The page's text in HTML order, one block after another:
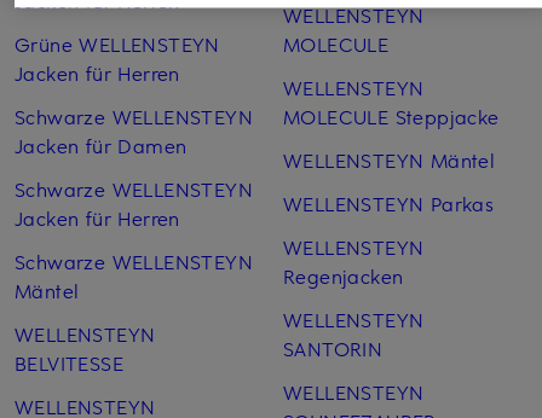
Grüne WELLENSTEYN
Jacken für Herren
Schwarze WELLENSTEYN
Jacken für Damen
Schwarze WELLENSTEYN
Jacken für Herren
Schwarze WELLENSTEYN
Mäntel
WELLENSTEYN
BELVITESSE
WELLENSTEYN
WELLENSTEYN
MOLECULE
WELLENSTEYN
MOLECULE Steppjacke
WELLENSTEYN Mäntel
WELLENSTEYN Parkas
WELLENSTEYN
Regenjacken
WELLENSTEYN
SANTORIN
WELLENSTEYN